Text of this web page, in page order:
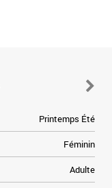
Printemps Été
Féminin
Adulte